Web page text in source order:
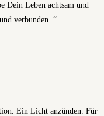
Dein Leben achtsam und
und verbunden. “
Ein Licht anzünden. Für